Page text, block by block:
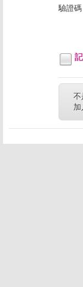
驗證碼
不